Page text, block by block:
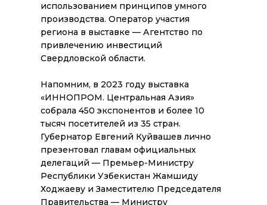
использованием принципов умного
производства. Оператор участия
региона в выставке — Агентство по
привлечению инвестиций
Свердловской области.
Напомним, в 2023 году выставка
«ИННОПРОМ. Центральная Азия»
собрала 450 экспонентов и более 10
тысяч посетителей из 35 стран.
Губернатор Евгений Куйвашев лично
презентовал главам официальных
делегаций — Премьер-Министру
Республики Узбекистан Жамшиду
Ходжаеву и Заместителю Председателя
Правительства — Министру